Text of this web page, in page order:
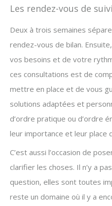
Les rendez-vous de suivi
Deux à trois semaines
rendez-vous de bilan.
vos besoins et de votre
ces consultations est de
mettre en place et de vous
solutions adaptées et
d’ordre pratique ou d’ordre
leur importance et leur place
C’est aussi l’occasion de
clarifier les choses. Il n’y a
question, elles sont toutes
reste un domaine où il y a